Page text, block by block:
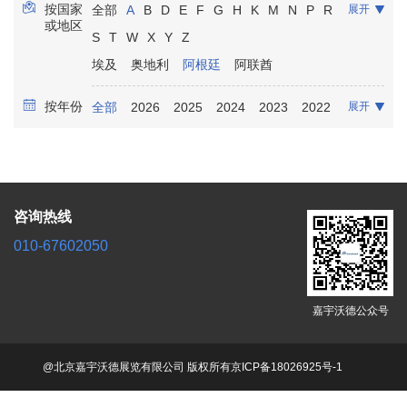
按国家
或地区
全部 A B D E F G H K M N P
R
S
T W X Y
Z
埃及
奥地利 阿根廷 阿联酋
展开
按年份 全部 2026 2025 2024 2023
2022
展开
嘉宇沃德公众号
咨询热线
010-67602050
@北京嘉宇沃德展览有限公司 版权所有京ICP备18026925号-1